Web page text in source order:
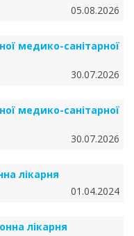
05.08.2026
медико-санітарної
30.07.2026
медико-санітарної
30.07.2026
лікарня
01.04.2024
лікарня